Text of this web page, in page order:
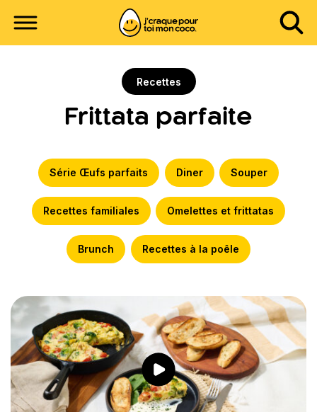
Recettes
Frittata parfaite
Série Œufs parfaits Diner Souper
Recettes familiales Omelettes et frittatas
Brunch Recettes à la poêle